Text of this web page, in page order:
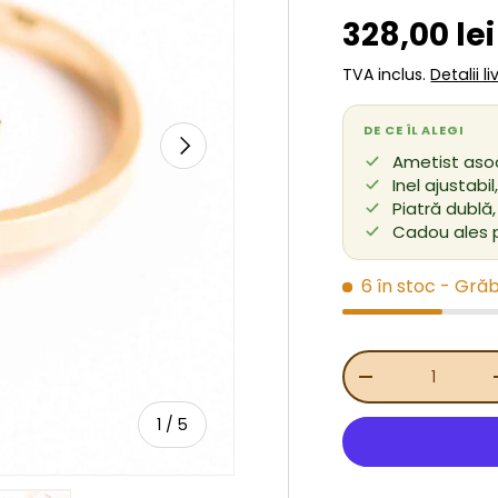
1 /de
5
URMĂTORUL
Preț de
328,00
TVA inclus.Detalii
DE CE ÎL ALEGI
Ametist
Inel
Piatră
Cadou ales
6 în stoc -
Cant.
REDUCEȚI